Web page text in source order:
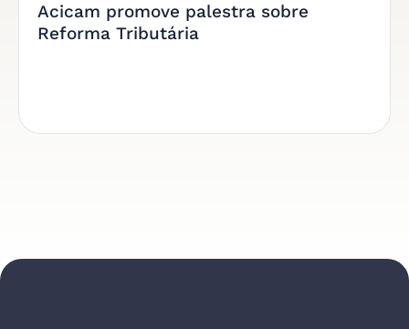
Acicam promove palestra sobre
Reforma Tributária